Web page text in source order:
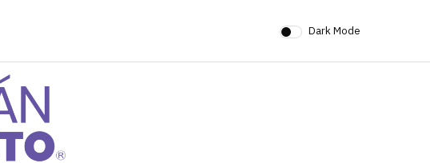
Dark Mode